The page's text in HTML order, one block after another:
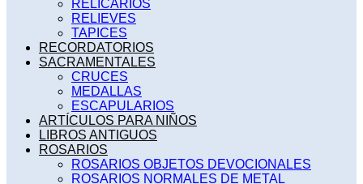
RELICARIOS
RELIEVES
TAPICES
RECORDATORIOS
SACRAMENTALES
CRUCES
MEDALLAS
ESCAPULARIOS
ARTÍCULOS PARA NIÑOS
LIBROS ANTIGUOS
ROSARIOS
ROSARIOS OBJETOS DEVOCIONALES
ROSARIOS NORMALES DE METAL